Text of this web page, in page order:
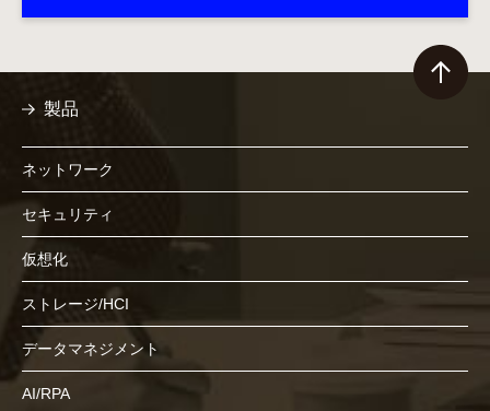
製品
ネットワーク
セキュリティ
仮想化
ストレージ/HCI
データマネジメント
AI/RPA